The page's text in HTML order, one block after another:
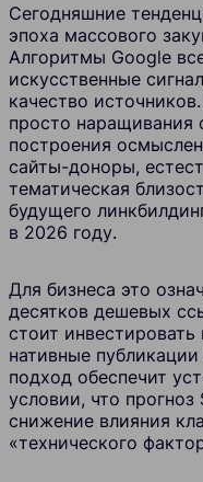
Сегодняшние
эпоха массового
Алгоритмы Google
искусственные
качество
просто наращивания
построения
сайты-доноры,
тематическая
будущего
в 2026 году.
Для бизнеса это
десятков дешевых
стоит
нативные
подход обеспечит
условии, что
снижение влияния
«технического